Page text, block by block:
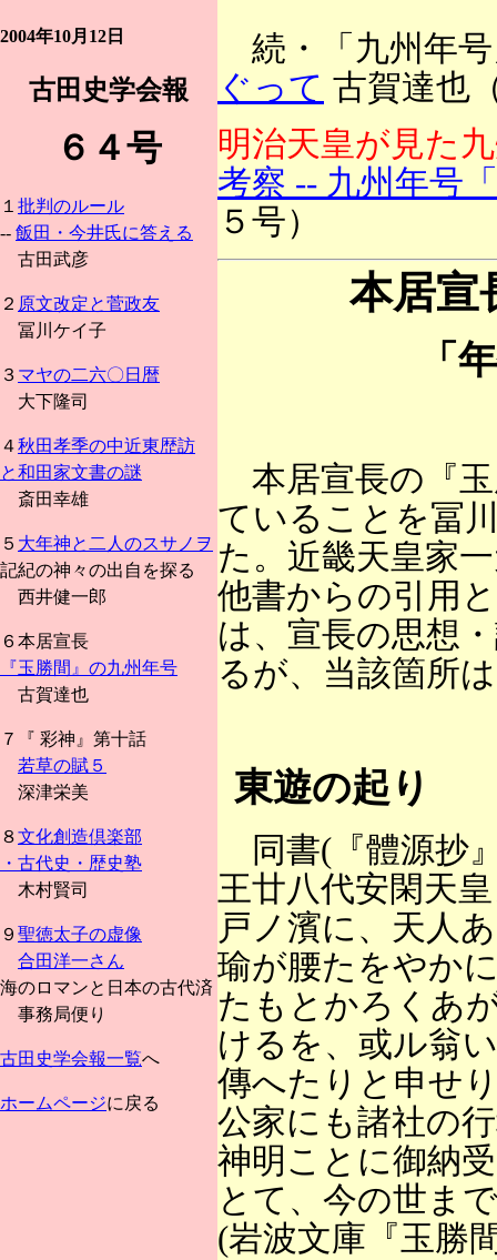
2004年10月12日
古田史学会報
６４号
１ 批判のルール
-- 飯田・今井氏に答える
古田武彦
２ 原文改定と菅政友
冨川ケイ子
３ マヤの二六〇日暦
大下隆司
４秋田孝季の中近東歴訪
と和田家文書の謎
斎田幸雄
５ 大年神と二人のスサノヲ
記紀の神々の出自を探る
西井健一郎
６本居宣長
『玉勝間』の九州年号
古賀達也
７『 彩神』第十話
若草の賦５
深津栄美
８文化創造倶楽部
・古代史・歴史塾
木村賢司
９ 聖徳太子の虚像
合田洋一さん
海のロマンと日本の古代済
事務局便り
古田史学会報一覧へ
ホームページに戻る
続・「九州年
ぐって 古賀達也
明治天皇が見た
考察 -- 九州年号
５号）
本居宣
「
本居宣長の『玉
ていることを冨
た。近畿天皇家
他書からの引用
は、宣長の思想
るが、当該箇所
東遊の起り
同書(『體源抄
王廿八代安閑天
戸ノ濱に、天人
瑜が腰たをやか
たもとかろくあ
けるを、或ル翁
傳へたりと申せ
公家にも諸社の
神明ことに御納
とて、今の世ま
(岩波文庫『玉勝